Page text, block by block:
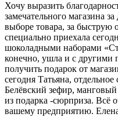
Хочу выразить
замечательного магазина
выборе товара, за быструю
специально приехала
шоколадными наборами
конечно, ушла и с
получить подарок от
сегодня Татьяна,
Белёвский зефир,
из подарка -сюрприза. Всё
вашему предприятию.